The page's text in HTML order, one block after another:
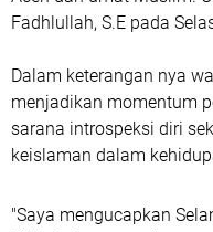
Fadhlullah, S.E pada
Dalam keterangan nya
menjadikan momentum
sarana introspeksi diri
keislaman dalam
"Saya mengucapkan